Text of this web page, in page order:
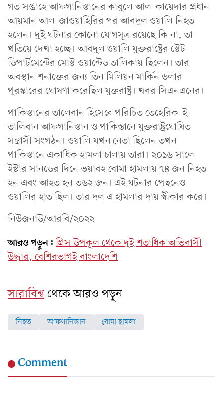
গত সপ্তাহে আফগানিস্তানের কাবুলে আল-কায়েদার প্রধান
আয়মান আল-জাওয়াহিরির পর আবদুল ওয়ালি নিহত
হলেন। দুই ঘটনার কোনো যোগসূত্র রয়েছে কি না, তা
খতিয়ে দেখা হচ্ছে। আবদুল ওয়ালি যুক্তরাষ্ট্রের স্টেট
ডিপার্টমেন্টের মোস্ট ওয়ান্টেড তালিকায় ছিলেন। তার
অবস্থান শনাক্তের জন্য তিন মিলিয়ন মার্কিন ডলার
পুরস্কারের ঘোষণা করেছিল যুক্তরাষ্ট্র। খবর সিএনএনের।
পাকিস্তানের তালেবান হিসেবে পরিচিত তেহেরিক-ই-
তালিবান আফগানিস্তান ও পাকিস্তানে যুক্তরাষ্ট্রঘোষিত
সন্ত্রাসী সংগঠন। ওয়ালি যখন নেতা ছিলেন তখন
পাকিস্তানে একাধিক হামলা চালায় তারা। ২০১৬ সালে
ইস্টার সানডের দিনে ভয়াবহ বোমা হামলায় ৭৪ জন নিহত
হন এবং আহত হন ৩৬২ জন। এই ঘটনার পেছনেও
ওয়ালির হাত ছিল। তার দল এ হামলার দায় স্বীকার করে।
নিউজনাউ/আরবি/২০২২
আরও পড়ুন: গ্রিস উপকূল থেকে দুই শতাধিক অভিবাসী
উদ্ধার, বেশিরভাগই বাংলাদেশি
সারাবিশ্বথেকে আরও পড়ুন
নিহত আফগানিস্তান বোমা হামলা
Comment